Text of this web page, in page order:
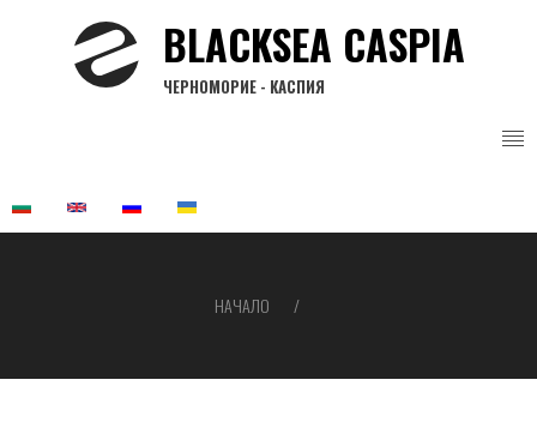
BLACKSEA CASPIA
ЧЕРНОМОРИЕ - КАСПИЯ
НАЧАЛО